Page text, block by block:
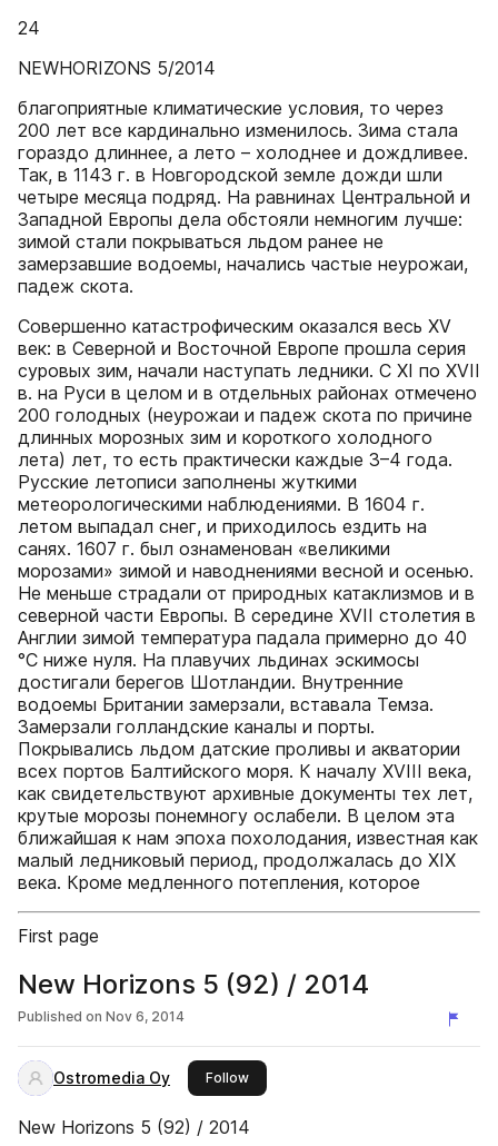
24
NEWHORIZONS 5/2014
благоприятные климатические условия, то через
200 лет все кардинально изменилось. Зима стала
гораздо длиннее, а лето – холоднее и дождливее.
Так, в 1143 г. в Новгородской земле дожди шли
четыре месяца подряд. На равнинах Центральной и
Западной Европы дела обстояли немногим лучше:
зимой стали покрываться льдом ранее не
замерзавшие водоемы, начались частые неурожаи,
падеж скота.
Совершенно катастрофическим оказался весь XV
век: в Северной и Восточной Европе прошла серия
суровых зим, начали наступать ледники. С XI по XVII
в. на Руси в целом и в отдельных районах отмечено
200 голодных (неурожаи и падеж скота по причине
длинных морозных зим и короткого холодного
лета) лет, то есть практически каждые 3–4 года.
Русские летописи заполнены жуткими
метеорологическими наблюдениями. В 1604 г.
летом выпадал снег, и приходилось ездить на
санях. 1607 г. был ознаменован «великими
морозами» зимой и наводнениями весной и осенью.
Не меньше страдали от природных катаклизмов и в
северной части Европы. В середине XVII столетия в
Англии зимой температура падала примерно до 40
°C ниже нуля. На плавучих льдинах эскимосы
достигали берегов Шотландии. Внутренние
водоемы Британии замерзали, вставала Темза.
Замерзали голландские каналы и порты.
Покрывались льдом датские проливы и акватории
всех портов Балтийского моря. К началу XVIII века,
как свидетельствуют архивные документы тех лет,
крутые морозы понемногу ослабели. В целом эта
ближайшая к нам эпоха похолодания, известная как
малый ледниковый период, продолжалась до XIX
века. Кроме медленного потепления, которое
First page
New Horizons 5 (92) / 2014
Published on Nov 6, 2014
Ostromedia Oy Followthis publisher
New Horizons 5 (92) / 2014